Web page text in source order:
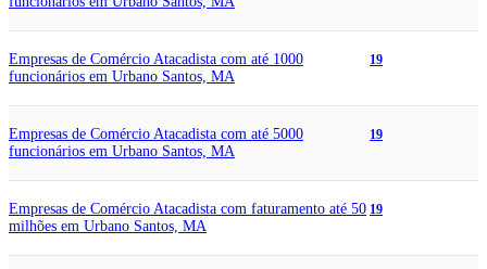
Empresas de Comércio Atacadista com até 1000
funcionários em Urbano Santos, MA
19
Empresas de Comércio Atacadista com até 5000
funcionários em Urbano Santos, MA
19
Empresas de Comércio Atacadista com faturamento até 50
milhões em Urbano Santos, MA
19